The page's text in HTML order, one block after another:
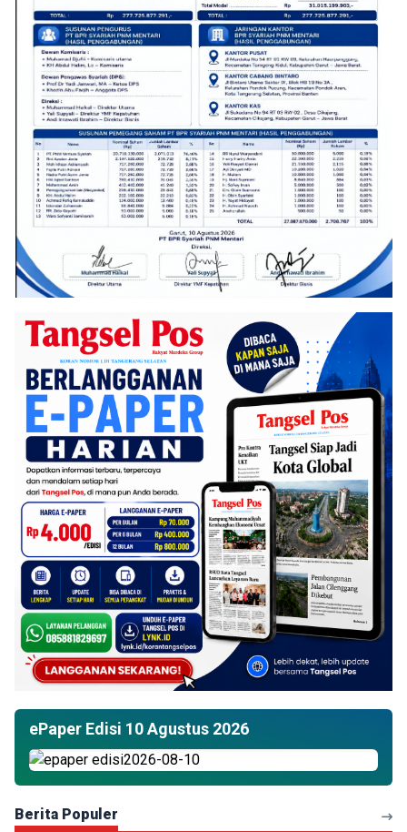
ePaper Edisi 10 Agustus 2026
Berita Populer